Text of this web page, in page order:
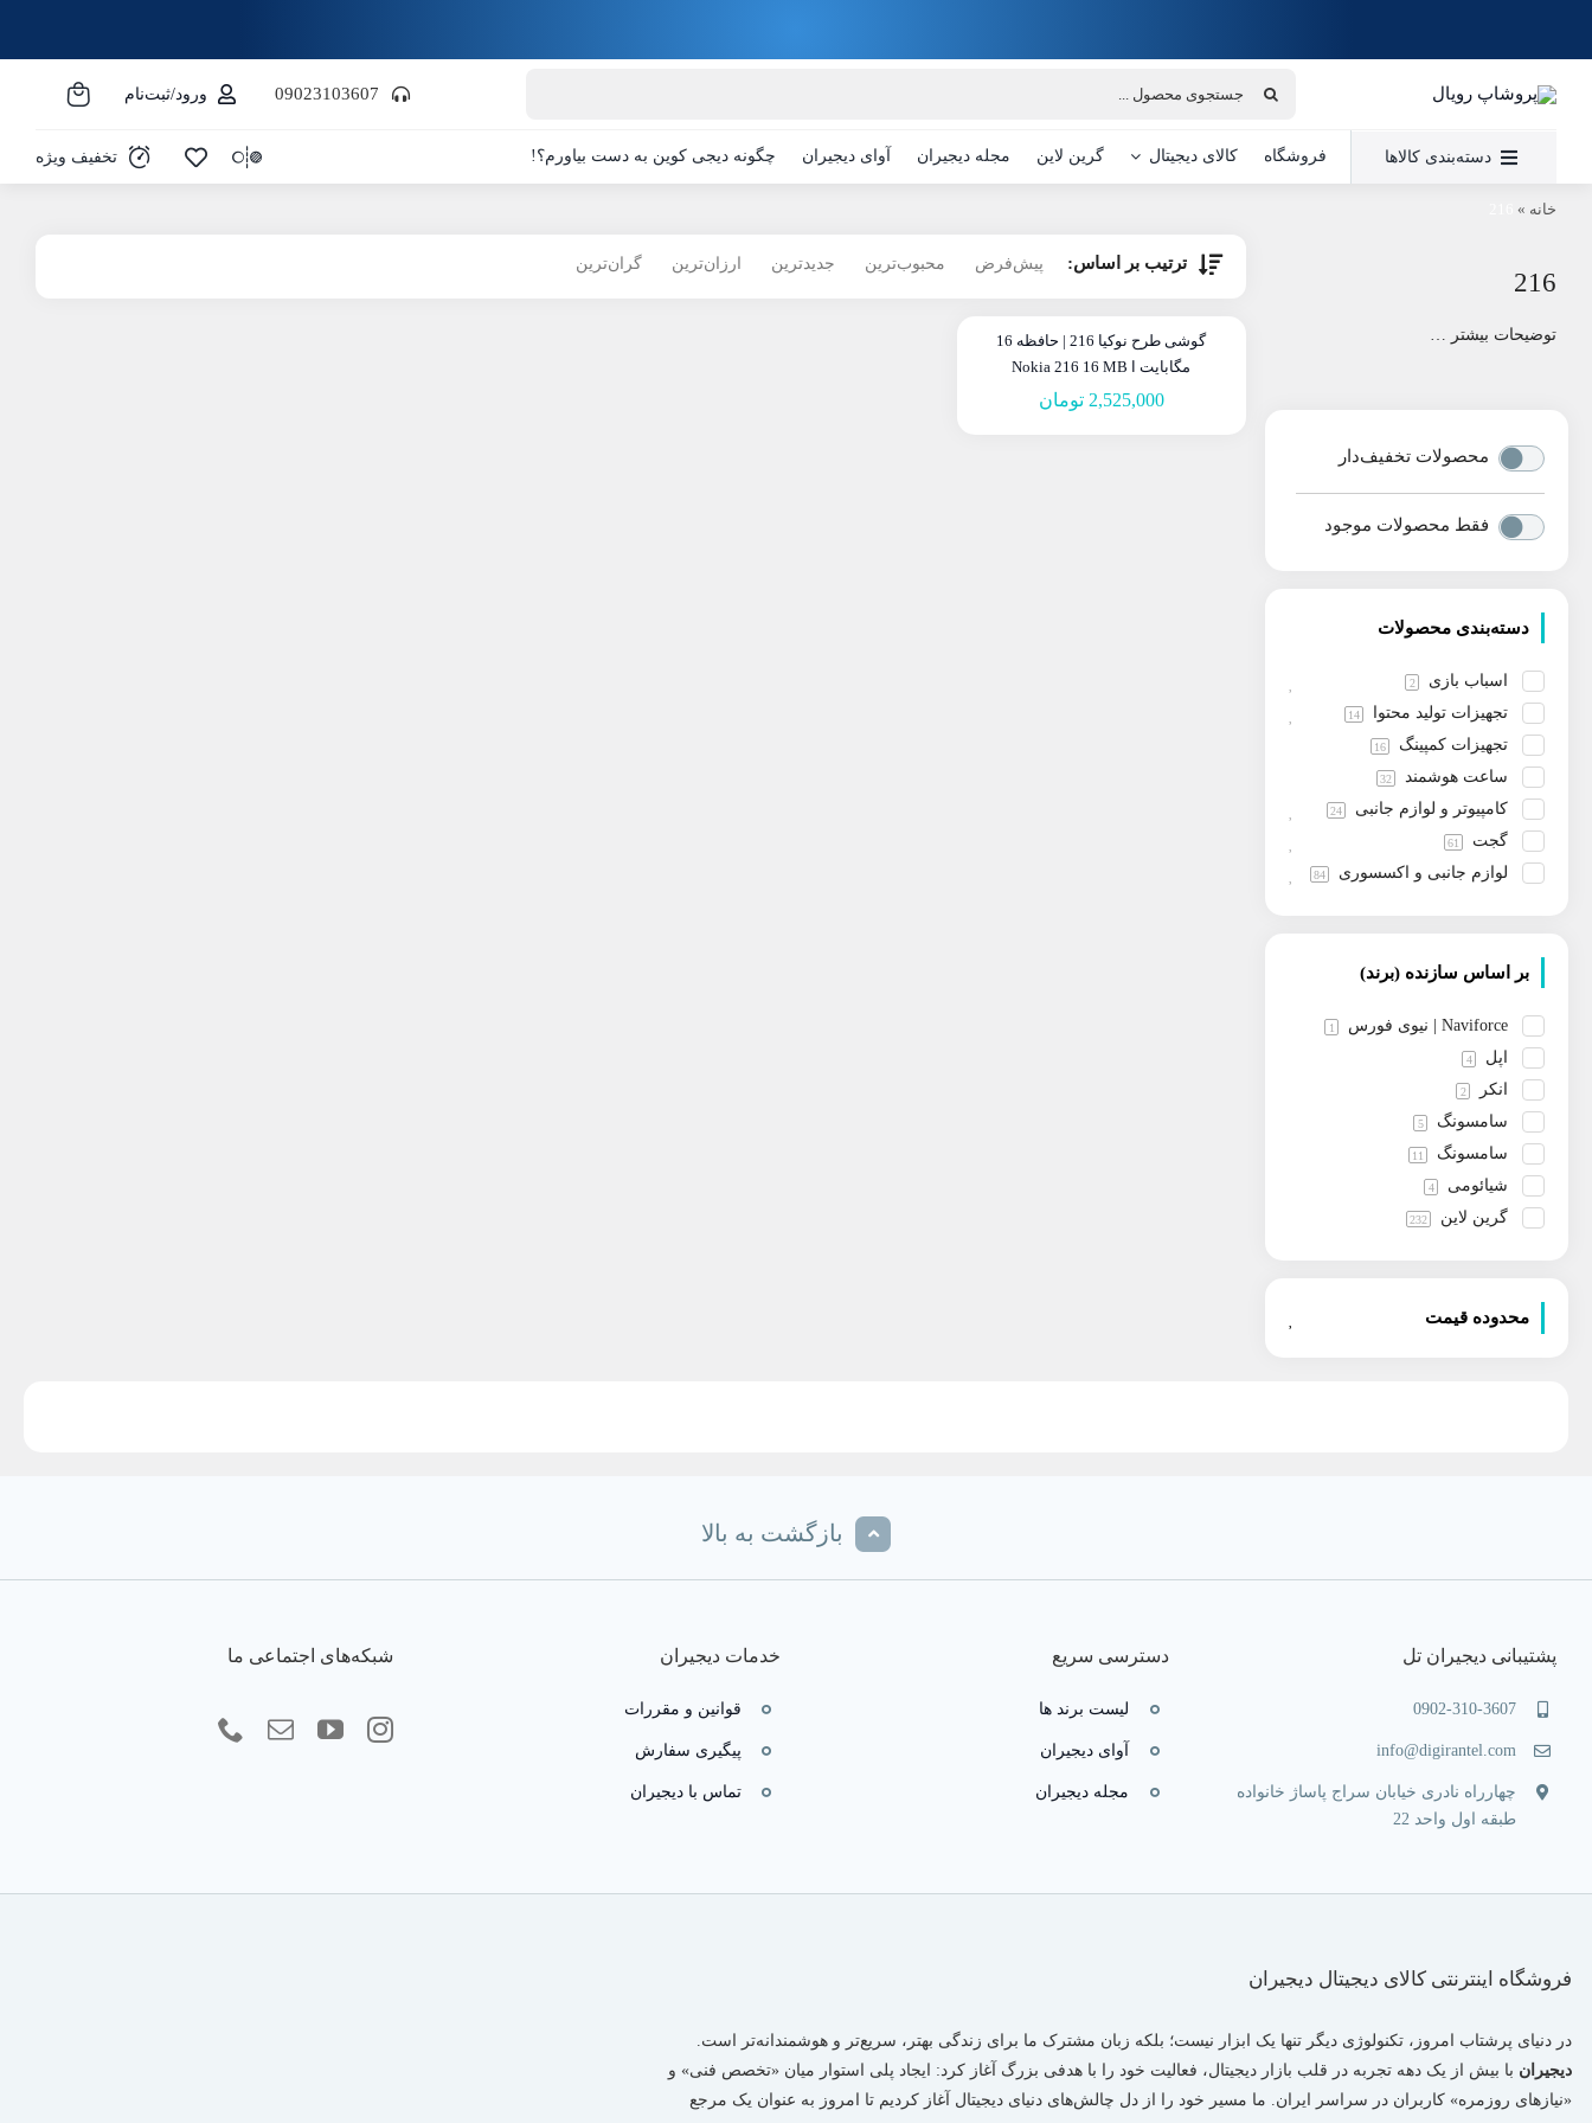
09023103607 ورود/ثبت‌نام
دسته‌بندی کالاها فروشگاه کالای دیجیتال گرین لاین مجله دیجیران آوای دیجیران چگونه دیجی کوین به دست بیاورم؟! تخفیف ویژه
خانه »
216
توضیحات بیشتر …
محصولات تخفیف‌دار
فقط محصولات موجود
دسته‌بندی محصولات
اسباب بازی 2
تجهیزات تولید محتوا 14
تجهیزات کمپینگ 16
ساعت هوشمند 32
کامپیوتر و لوازم جانبی 24
گجت 61
لوازم جانبی و اکسسوری 84
مد و پوشاک 1
هندزفری و هدفون 44
بر اساس سازنده (برند)
Naviforce | نیوی فورس 1
اپل 4
انکر 2
سامسونگ 5
سامسونگ 11
شیائومی 4
گرین لاین 232
محدوده قیمت
ترتیب بر اساس: پیش‌فرض محبوب‌ترین جدیدترین ارزان‌ترین گران‌ترین
گوشی طرح نوکیا 216 | حافظه 16
مگابایت ا Nokia 216 16 MB
2,525,000 تومان
بازگشت به بالا
پشتیبانی دیجیران تل
0902-310-3607
info@digirantel.com
چهارراه نادری خیابان سراج پاساژ خانواده
طبقه اول واحد 22
دسترسی سریع
لیست برند ها
آوای دیجیران
مجله دیجیران
خدمات دیجیران
قوانین و مقررات
پیگیری سفارش
تماس با دیجیران
شبکه‌های اجتماعی ما
فروشگاه اینترنتی کالای دیجیتال دیجیران
در دنیای پرشتاب امروز، تکنولوژی دیگر تنها یک ابزار نیست؛ بلکه زبان مشترک ما برای زندگی بهتر، سریع‌تر و هوشمندانه‌تر است.
دیجیران با بیش از یک دهه تجربه در قلب بازار دیجیتال، فعالیت خود را با هدفی بزرگ آغاز کرد: ایجاد پلی استوار میان «تخصص فنی» و
«نیازهای روزمره» کاربران در سراسر ایران. ما مسیر خود را از دل چالش‌های دنیای دیجیتال آغاز کردیم تا امروز به عنوان یک مرجع